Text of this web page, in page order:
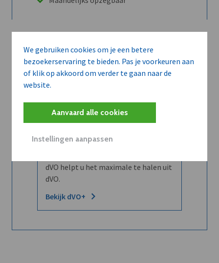
We gebruiken cookies om je een betere
bezoekerservaring te bieden. Pas je voorkeuren aan
of klik op akkoord om verder te gaan naar de
website.
Aanvaard alle cookies
Instellingen aanpassen
Abboneer
kent?
dVO helpt u het maximale te halen uit
dVO.
Bekijk dVO+